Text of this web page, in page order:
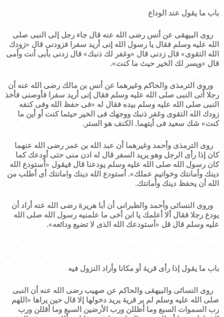
باب ما يقول عند الوداع
روى البيهقى عن أنس رضى الله عنه قال جاء رجل إلى النبى صلى
الله عليه وسلم فقال يا رسول الله إنى أريد سفرا فزودنى قال «زودك
الله التقوى» قال زدنى قال «وغفر لك ذنبك» قال زدنى بأبى أنت وأمى
قال «ويسر لك الخير حيث ما كنت»
.
وروى الترمذى والحاكم وغيرهما عن أنس بن مالك رضى الله عنه أن
رجلا أتى النبى صلى الله عليه وسلم فقال إنى أريد سفرا فأوصنى فأخذ
النبى صلى الله عليه وسلم بيده فقال له «فى حفظ الله وفى كنفه
زودك الله التقوى وغفر ذنبك ووجهك فى الخير حيثما كنت أو أين ما
كنت» شك سعيد فى أيتهما. الكنف هو الستر.
روى الترمذى وأحمد وغيرهما أن عبد الله بن عمر رضى الله عنهما
كان إذا رأى الرجل وهو يريد السفر قال له ادن منى حتى أودعك كما
كان رسول الله صلى الله عليه وسلم يودعنا قال فيقول «أستودع الله
دينك وأمانتك وخواتيم عملك». أستودع الله دينك وامانتك أى أطلب من
الله أن يحفظ دينك وأمانتك.
وروى النسائى وأحمد والطبرانى أن أبا هريرة رضى الله عنه أراد أن
يودع رجلا فقال ألا أعلمك يا ابن أخى ما علمنيه رسول الله صلى الله
عليه وسلم قال قل «أستودعك الله الذى لا تضيع ودائعه»
.
باب ما يقول إذا رأى قرية أو مكانا وأراد النزول فيه
روى النسائى والبيهقى والحاكم عن صهيب رضى الله عنه أن النبى
صلى الله عليه وسلم لم ير قرية يريد دخولها إلا قال حين يراها « اللهم
رب السموات السبع وما أظللن ورب الأرضين السبع وما أقللن ورب